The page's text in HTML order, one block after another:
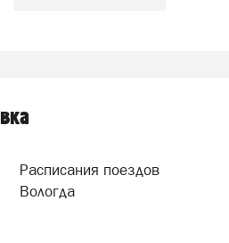
Расписания поездов
Вологда